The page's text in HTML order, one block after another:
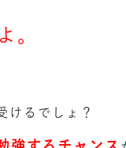
。
けるでしょ？